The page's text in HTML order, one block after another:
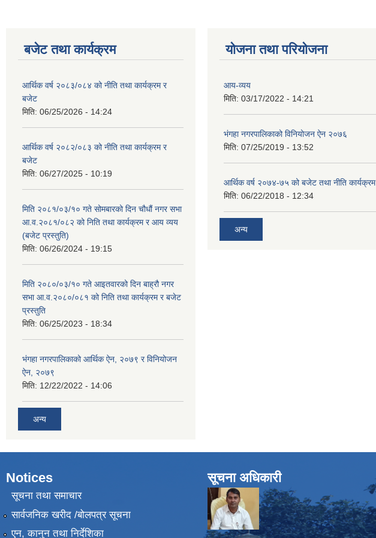
बजेट तथा कार्यक्रम
आर्थिक वर्ष २०८३/०८४ को नीति तथा कार्यक्रम र
बजेट
मिति: 06/25/2026 - 14:24
आर्थिक वर्ष २०८२/०८३ को नीति तथा कार्यक्रम र
बजेट
मिति: 06/27/2025 - 10:19
मिति २०८१/०३/१० गते सोमबारको दिन चौधौं नगर सभा
आ.व.२०८१/०८२ को निति तथा कार्यक्रम र आय व्यय
(बजेट प्रस्तुति)
मिति: 06/26/2024 - 19:15
मिति २०८०/०३/१० गते आइतवारको दिन बाह्रौ नगर
सभा आ.व.२०८०/०८१ को निति तथा कार्यक्रम र बजेट
प्रस्तुति
मिति: 06/25/2023 - 18:34
भंगहा नगरपालिकाको आर्थिक ऐन, २०७९ र विनियोजन
ऐन, २०७९
मिति: 12/22/2022 - 14:06
अन्य
योजना तथा परियोजना
आय-व्यय
मिति: 03/17/2022 - 14:21
भंगहा नगरपालिकाको विनियोजन ऐन २०७६
मिति: 07/25/2019 - 13:52
आर्थिक वर्ष २०७४-७५ को बजेट तथा नीति कार्यक्रम
मिति: 06/22/2018 - 12:34
अन्य
Notices
सूचना तथा समाचार
सार्वजनिक खरीद /बोलपत्र सूचना
एन, कानुन तथा निर्देशिका
सूचना अधिकारी